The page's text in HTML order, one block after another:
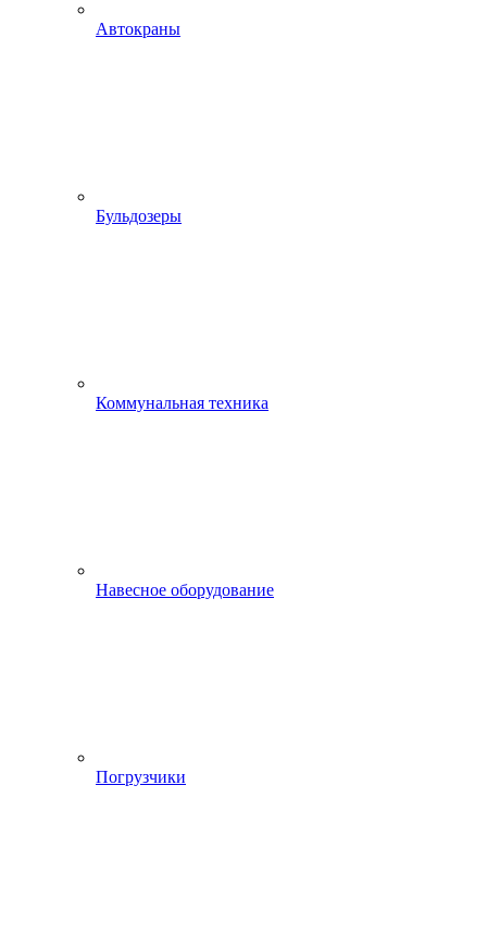
Автокраны
Бульдозеры
Коммунальная техника
Навесное оборудование
Погрузчики